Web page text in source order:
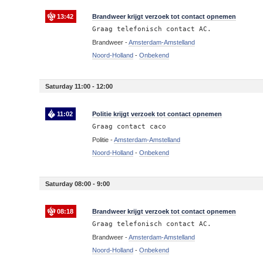
13:42 Brandweer krijgt verzoek tot contact opnemen
Graag telefonisch contact AC.
Brandweer -Amsterdam-Amstelland
Noord-Holland -Onbekend
Saturday 11:00 - 12:00
11:02 Politie krijgt verzoek tot contact opnemen
Graag contact caco
Politie -Amsterdam-Amstelland
Noord-Holland -Onbekend
Saturday 08:00 - 9:00
08:18 Brandweer krijgt verzoek tot contact opnemen
Graag telefonisch contact AC.
Brandweer -Amsterdam-Amstelland
Noord-Holland -Onbekend